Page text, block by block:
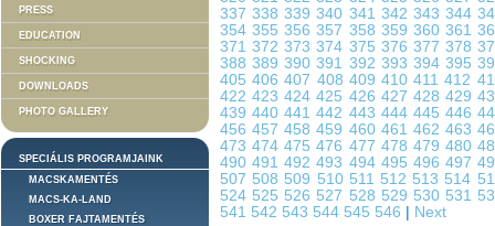
PRESS
EDUCATION
SHOCKING
DOWNLOADS
PHOTO GALLERY
SPECIÁLIS PROGRAMJAINK
MACSKAMENTÉS
MACS-KA-LAND
BOXER FAJTAMENTÉS
337338339340 341 342 343 344
354355356357 358 359 360 361
371372373374 375 376 377 378
388389390391 392 393 394 395
405406407 408 409 410411412
422423424425 426 427 428 429
439440441442 443 444 445 446
456457458459 460 461 462 463
473474475476 477 478 479 480
490491492493 494 495 496 497
507 508 509 510 511 512 513 514
524 525 526 527 528 529 530 531
541 542 543 544 545 546 Next